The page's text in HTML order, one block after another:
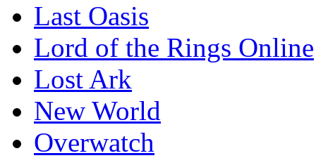
Last Oasis
Lord of the Rings Online
Lost Ark
New World
Overwatch